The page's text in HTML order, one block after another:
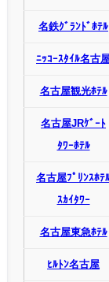
名鉄ｸﾞﾗﾝﾄﾞﾎﾃﾙ
ﾆｯｺｰｽﾀｲﾙ名古
名古屋観光ﾎﾃﾙ
名古屋JRｹﾞｰﾄ
ﾀﾜｰﾎﾃﾙ
名古屋ﾌﾟﾘﾝｽﾎﾃ
ｽｶｲﾀﾜｰ
名古屋東急ﾎﾃﾙ
ﾋﾙﾄﾝ名古屋